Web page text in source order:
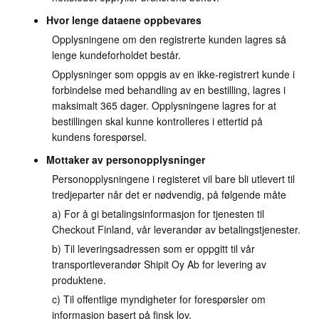
Hvor lenge dataene oppbevares
Opplysningene om den registrerte kunden lagres så
lenge kundeforholdet består.
Opplysninger som oppgis av en ikke-registrert kunde i
forbindelse med behandling av en bestilling, lagres i
maksimalt 365 dager. Opplysningene lagres for at
bestillingen skal kunne kontrolleres i ettertid på
kundens forespørsel.
Mottaker av personopplysninger
Personopplysningene i registeret vil bare bli utlevert til
tredjeparter når det er nødvendig, på følgende måte
a) For å gi betalingsinformasjon for tjenesten til
Checkout Finland, vår leverandør av betalingstjenester.
b) Til leveringsadressen som er oppgitt til vår
transportleverandør Shipit Oy Ab for levering av
produktene.
c) Til offentlige myndigheter for forespørsler om
informasjon basert på finsk lov.